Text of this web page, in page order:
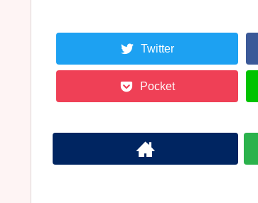
Twitter
Pocket